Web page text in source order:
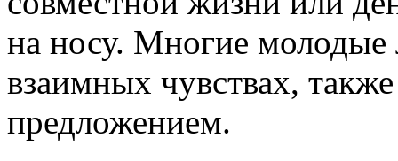
на носу. Многие молодые
взаимных чувствах,
предложением.